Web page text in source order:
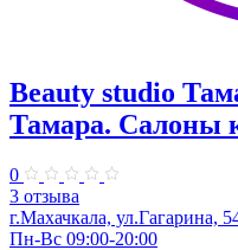
Beauty studio
Тамара. Салоны
0
3 отзыва
г.Махачкала, ул.Гагарина,
Пн-Вс 09:00-20:00